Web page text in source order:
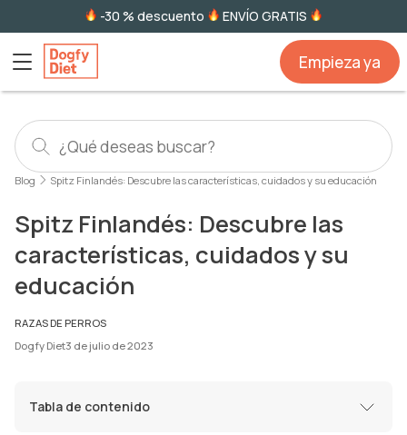
-30 % descuento ENVÍO GRATIS
Empieza ya
Blog Spitz Finlandés: Descubre las características, cuidados y su educación
Spitz Finlandés: Descubre las
características, cuidados y su
educación
RAZAS DE PERROS
Dogfy Diet3 de julio de 2023
Tabla de contenido